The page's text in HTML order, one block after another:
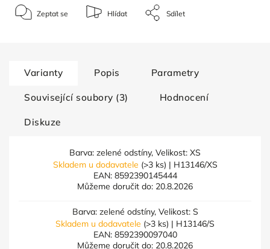
Zeptat se Hlídat Sdílet
Varianty Popis Parametry
Související soubory (3) Hodnocení
Diskuze
Barva: zelené odstíny, Velikost: XS
Skladem u dodavatele (>3 ks) | H13146/XS
EAN: 8592390145444
Můžeme doručit do: 20.8.2026
Barva: zelené odstíny, Velikost: S
Skladem u dodavatele (>3 ks) | H13146/S
EAN: 8592390097040
Můžeme doručit do: 20.8.2026